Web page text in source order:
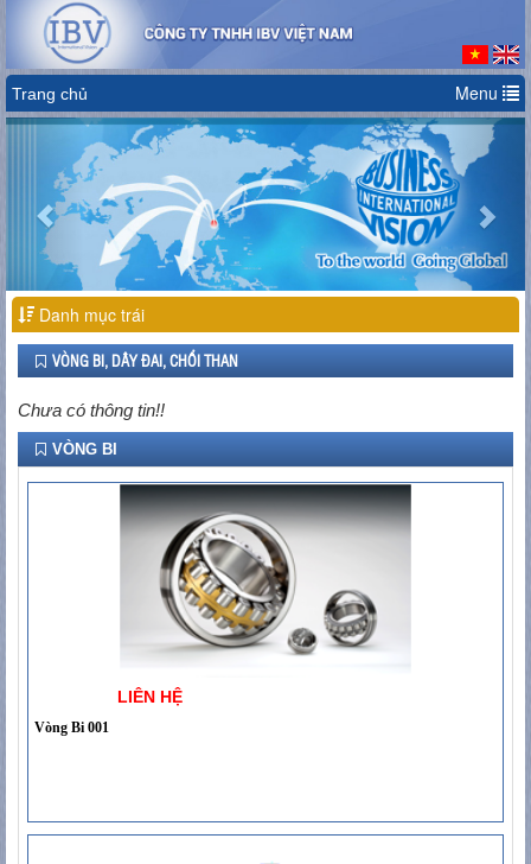
Trang chủ Menu
Previous
Danh mục trái
VÒNG BI, DÂY ĐAI, CHỔI THAN
Chưa có thông tin!!
VÒNG BI
LIÊN HỆ
Vòng Bi 001